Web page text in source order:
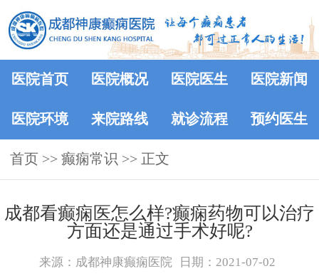
医院首页 医院概况 医院医生 医院新闻
医院环境 来院路线 就诊流程 预约医生
首页 >> 癫痫常识 >> 正文
成都看癫痫医怎么样?癫痫药物可以治疗
方面还是通过手术好呢?
来源：成都神康癫痫医院 日期：2021-07-02